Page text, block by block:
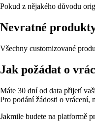
Pokud z nějakého důvodu
Nevratné
Všechny customizované
Jak požádat o
Máte 30 dní od data přijetí
Pro podání žádosti o vrácení,
Jakmile budete na platformě